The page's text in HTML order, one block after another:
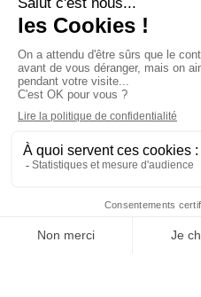
Contact Qui
2026 © BASTILLE MEDIA |
S’abonner pour 1€